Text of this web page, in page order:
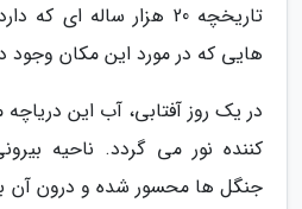
تاریخچه 20 هزار ساله
هایی که در مورد این مکان وجود
در یک روز آفتابی، آب این
کننده نور می گردد. ناحیه
جنگل ها محسور شده و درون آن